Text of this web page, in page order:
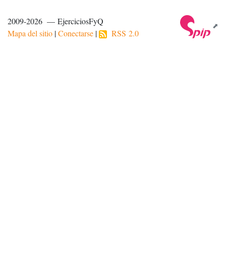
2009-2026 — EjerciciosFyQ
Mapa del sitio |Conectarse | RSS 2.0